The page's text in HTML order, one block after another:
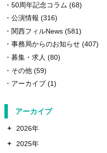
50周年記念コラム (68)
公演情報 (316)
関西フィルNews(581)
事務局からのお知らせ(407)
募集・求人 (80)
その他(59)
アーカイブ(1)
アーカイブ
+
2026年
+
2025年